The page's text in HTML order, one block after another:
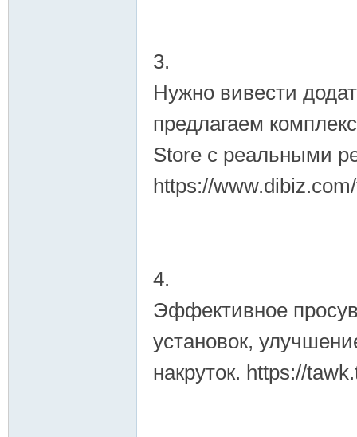
3.
Нужно вивести
предлагаем
Store с реальными
https://
4.
Эффективное
установок,
накруток. https://